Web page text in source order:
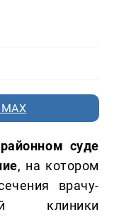
суде
, на котором
врачу-
клиники